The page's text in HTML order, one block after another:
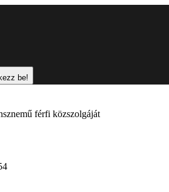
be!
férfi közszolgáját